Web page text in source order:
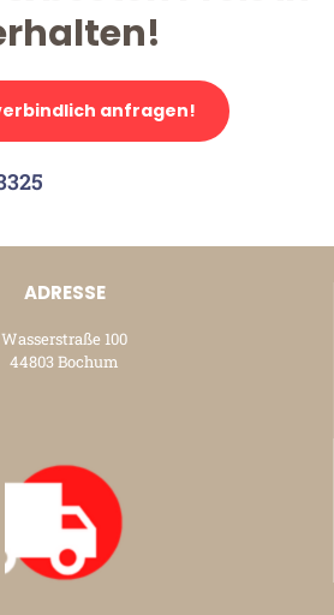
anfragen!
ADRESSE
Wasserstraße 100
44803 Bochum